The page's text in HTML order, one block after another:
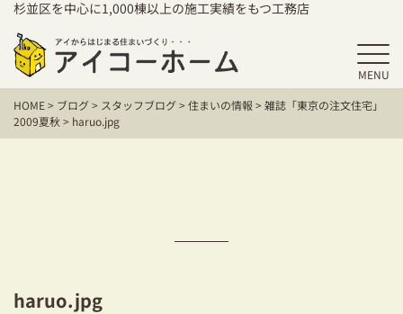
杉並区を中心に1,000棟以上の施工実績をもつ工務店
MENU
HOME
アイコーホームの家づくり
保証／アフターサポート
HOME> ブログ> スタッフブログ>住まいの情報 >雑誌「東京の注文住宅」
2009夏秋 > haruo.jpg
haruo.jpg